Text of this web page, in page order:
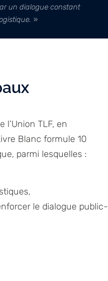
un dialogue constant
»
TLF, en
Blanc formule 10
parmi lesquelles :
le dialogue public-